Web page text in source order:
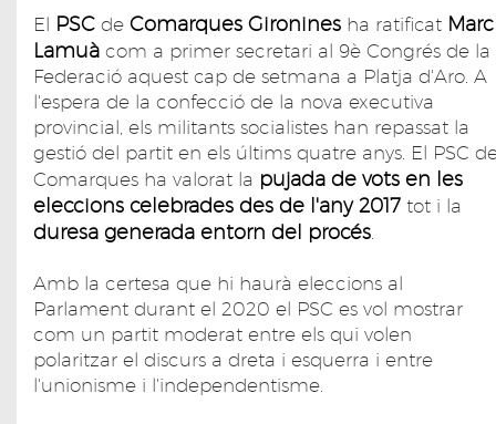
El PSC de Comarques Gironines ha ratificat Marc
Lamuà com a primer secretari al 9è Congrés de la
Federació aquest cap de setmana a Platja d'Aro. A
l'espera de la confecció de la nova executiva
provincial, els militants socialistes han repassat la
gestió del partit en els últims quatre anys. El PSC
Comarques ha valorat la pujada de vots en les
eleccions celebrades des de l'any 2017 tot i la
duresa generada entorn del procés.
Amb la certesa que hi haurà eleccions al
Parlament durant el 2020 el PSC es vol mostrar
com un partit moderat entre els qui volen
polaritzar el discurs a dreta i esquerra i entre
l'unionisme i l'independentisme.